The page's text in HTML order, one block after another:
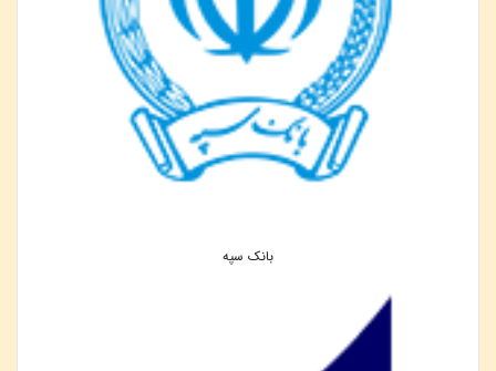
بانک سپه